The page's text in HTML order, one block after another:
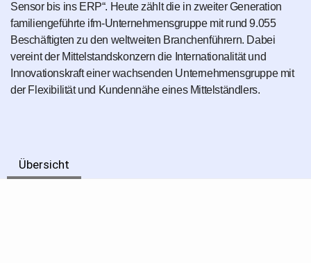
Sensor bis ins ERP“. Heute zählt die in zweiter Generation
familiengeführte ifm-Unternehmensgruppe mit rund 9.055
Beschäftigten zu den weltweiten Branchenführern. Dabei
vereint der Mittelstandskonzern die Internationalität und
Innovationskraft einer wachsenden Unternehmensgruppe mit
der Flexibilität und Kundennähe eines Mittelständlers.
Übersicht